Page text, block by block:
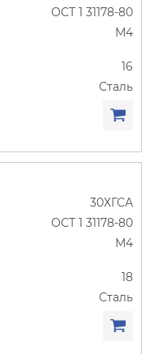
ОСТ 1 31178-80
М4
16
Сталь
30ХГСА
ОСТ 1 31178-80
М4
18
Сталь